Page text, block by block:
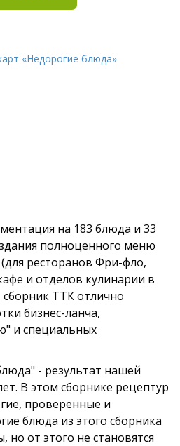
на 183 блюда и 33
полноценного меню
ресторанов Фри-фло,
и отделов кулинарии в
ТТК отлично
бизнес-ланча,
и специальных
- результат нашей
В этом сборнике рецептур
проверенные и
блюда из этого сборника
но от этого не становятся